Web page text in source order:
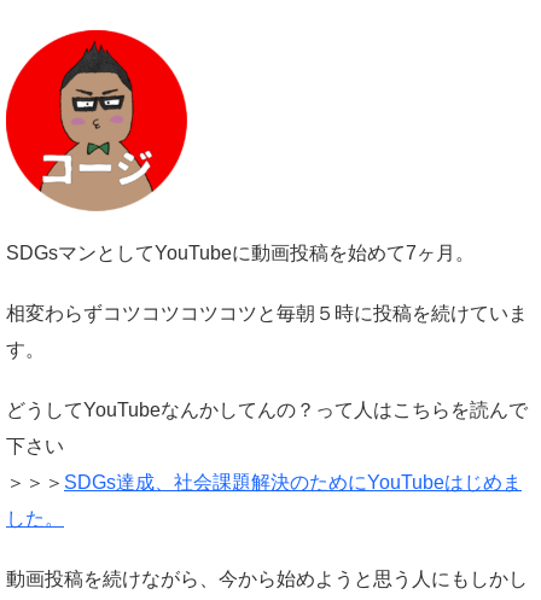
SDGsマンとしてYouTubeに動画投稿を始めて7ヶ月。
相変わらずコツコツコツコツと毎朝５時に投稿を続けていま
す。
どうしてYouTubeなんかしてんの？って人はこちらを読んで
下さい
＞＞＞ SDGs達成、社会課題解決のためにYouTubeはじめま
した。
動画投稿を続けながら、今から始めようと思う人にもしかし